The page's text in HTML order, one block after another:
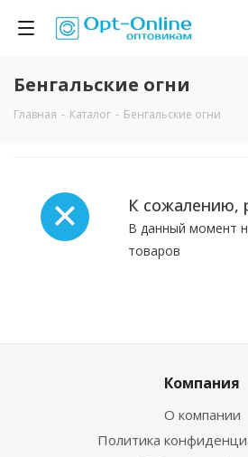
Бенгальские огни
Главная - Каталог - Бенгальские огни
К сожалению,
В данный момент
товаров
Компания
О компании
Политика